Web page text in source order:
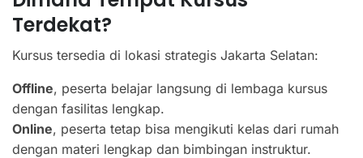
Terdekat?
Kursus tersedia di lokasi strategis Jakarta Selatan:
Offline, peserta belajar langsung di lembaga kursus
dengan fasilitas lengkap.
Online, peserta tetap bisa mengikuti kelas dari rumah
dengan materi lengkap dan bimbingan instruktur.